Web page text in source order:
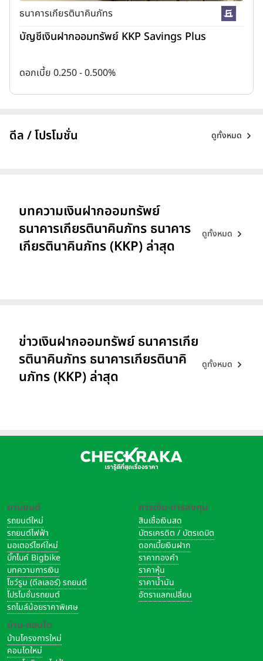
ธนาคารเกียรตินาคินภัทร
บัญชีเงินฝากออมทรัพย์ KKP Savings Plus
ดอกเบี้ย 0.250 - 0.500%
ดีล / โปรโมชั่น ดูทั้งหมด
บทความเงินฝากออมทรัพย์
ธนาคารเกียรตินาคินภัทร ธนาคาร
เกียรตินาคินภัทร (KKP) ล่าสุด
ดูทั้งหมด
ข่าวเงินฝากออมทรัพย์ ธนาคารเกีย
รตินาคินภัทร ธนาคารเกียรตินาคิ
นภัทร (KKP) ล่าสุด
ดูทั้งหมด
ยานยนต์
รถยนต์ใหม่
รถยนต์ไฟฟ้า
มอเตอร์ไซค์ใหม่
บิ๊กไบค์ Bigbike
บทความการเงิน
โชว์รูม (ดีลเลอร์) รถยนต์
โปรโมชั่นรถยนต์
รถไมล์น้อยราคาพิเศษ
บ้าน-คอนโด
บ้านโครงการใหม่
คอนโดใหม่
การเงิน-การลงทุน
สินเชื่อเงินสด
บัตรเครดิต / บัตรเดบิต
ดอกเบี้ยเงินฝาก
ราคาทองคำ
ราคาหุ้น
ราคาน้ำมัน
อัตราแลกเปลี่ยน